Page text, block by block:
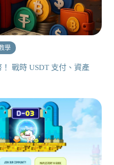
學
戰時 USDT 支付、資產